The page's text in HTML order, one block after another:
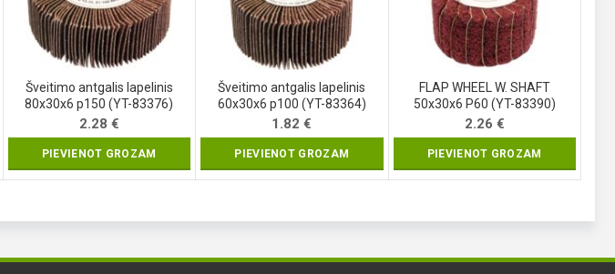
Šveitimo antgalis lapelinis
80x30x6 p150 (YT-83376)
2.28 €
PIEVIENOT GROZAM
Šveitimo antgalis lapelinis
60x30x6 p100 (YT-83364)
1.82€
PIEVIENOT GROZAM
FLAP WHEEL W. SHAFT
50x30x6 P60 (YT-83390)
2.26 €
PIEVIENOT GROZAM